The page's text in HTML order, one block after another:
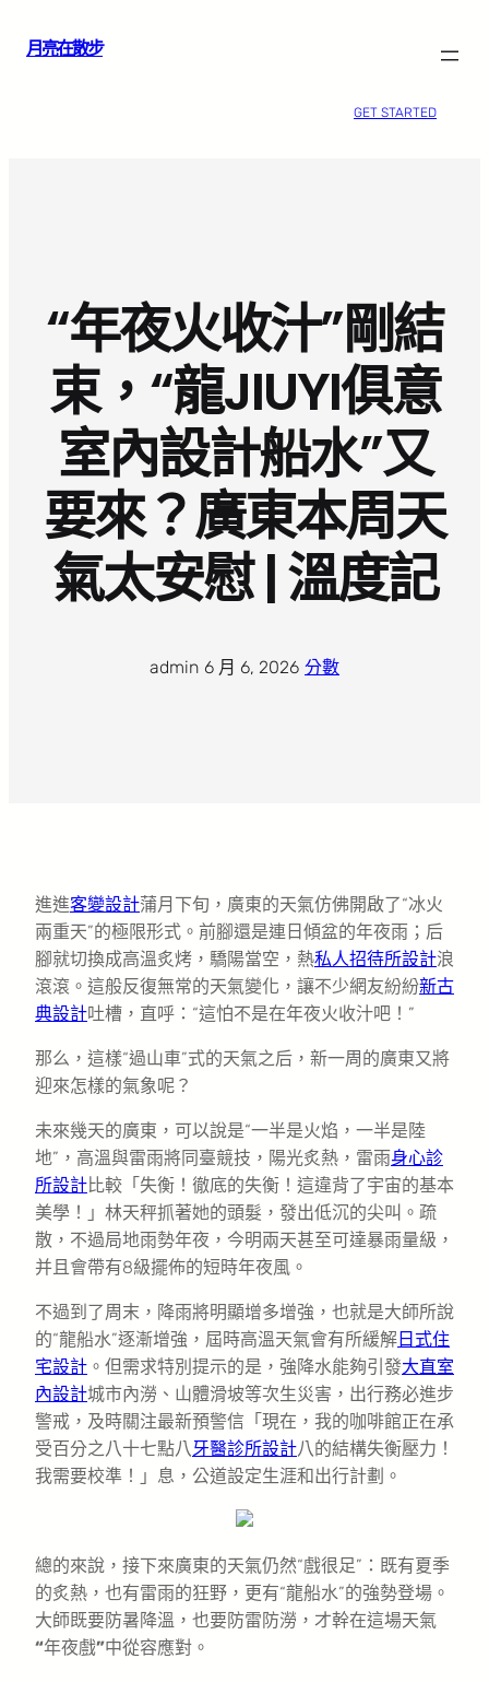
月亮在散步
GET STARTED
“年夜火收汁”剛結
束，“龍JIUYI俱意
室內設計船水”又
要來？廣東本周天
氣太安慰 | 溫度記
admin 6 月 6, 2026 分數
進進客變設計蒲月下旬，廣東的天氣仿佛開啟了“冰火
兩重天”的極限形式。前腳還是連日傾盆的年夜雨；后
腳就切換成高溫炙烤，驕陽當空，熱私人招待所設計浪
滾滾。這般反復無常的天氣變化，讓不少網友紛紛新古
典設計吐槽，直呼：“這怕不是在年夜火收汁吧！”
那么，這樣“過山車”式的天氣之后，新一周的廣東又將
迎來怎樣的氣象呢？
未來幾天的廣東，可以說是“一半是火焰，一半是陸
地”，高溫與雷雨將同臺競技，陽光炙熱，雷雨身心診
所設計比較「失衡！徹底的失衡！這違背了宇宙的基本
美學！」林天秤抓著她的頭髮，發出低沉的尖叫。疏
散，不過局地雨勢年夜，今明兩天甚至可達暴雨量級，
并且會帶有8級擺佈的短時年夜風。
不過到了周末，降雨將明顯增多增強，也就是大師所說
的“龍船水”逐漸增強，屆時高溫天氣會有所緩解 日式住
宅設計 。但需求特別提示的是，強降水能夠引發大直室
內設計城市內澇、山體滑坡等次生災害，出行務必進步
警戒，及時關注最新預警信「現在，我的咖啡館正在承
受百分之八十七點八牙醫診所設計八的結構失衡壓力！
我需要校準！」息，公道設定生涯和出行計劃。
總的來說，接下來廣東的天氣仍然“戲很足”：既有夏季
的炙熱，也有雷雨的狂野，更有“龍船水”的強勢登場。
大師既要防暑降溫，也要防雷防澇，才幹在這場天氣
“年夜戲”中從容應對。